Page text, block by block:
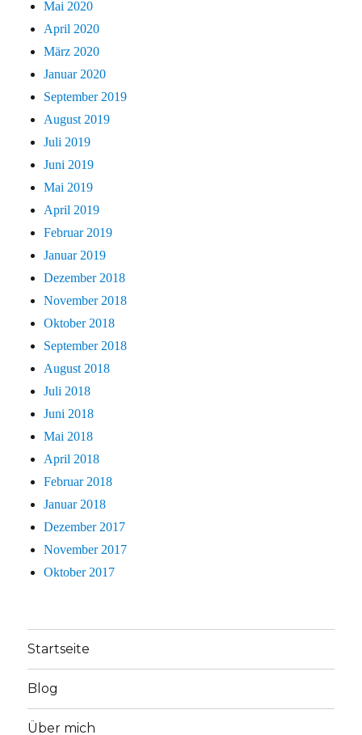
Mai 2020
April 2020
März 2020
Januar 2020
September 2019
August 2019
Juli 2019
Juni 2019
Mai 2019
April 2019
Februar 2019
Januar 2019
Dezember 2018
November 2018
Oktober 2018
September 2018
August 2018
Juli 2018
Juni 2018
Mai 2018
April 2018
Februar 2018
Januar 2018
Dezember 2017
November 2017
Oktober 2017
Startseite
Blog
Über mich